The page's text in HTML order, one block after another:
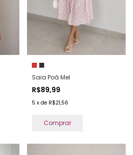
Saia Poá Mel
R$89,99
5 x de R$21,56
Comprar